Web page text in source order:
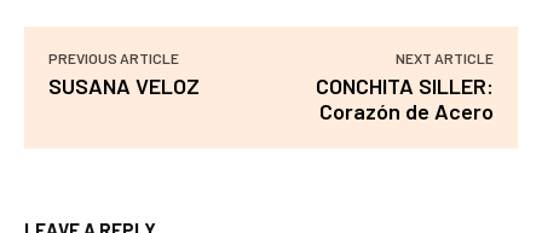
PREVIOUS ARTICLE
SUSANA VELOZ
NEXT ARTICLE
CONCHITA SILLER:
Corazón de Acero